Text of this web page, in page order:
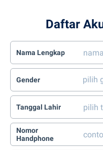
Daftar
Nama Lengkap
Gender
Tanggal Lahir
Nomor
Handphone